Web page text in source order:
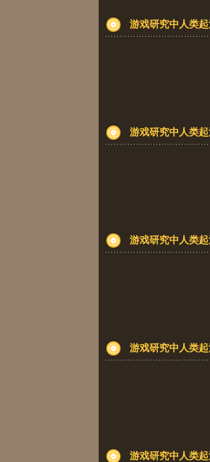
游戏研究中人类
游戏研究中人类
游戏研究中人类
游戏研究中人类
游戏研究中人类